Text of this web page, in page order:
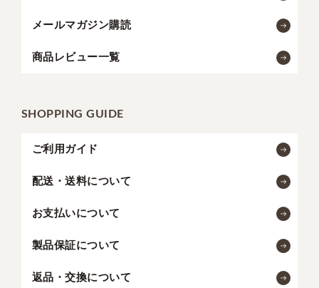
メールマガジン購読
商品レビュー一覧
SHOPPING GUIDE
ご利用ガイド
配送・送料について
お支払いについて
製品保証について
返品・交換について